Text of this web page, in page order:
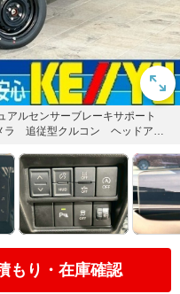
ルセンサーブレーキサポート
追従型クルコン ヘッドアッ
もり・在庫確認